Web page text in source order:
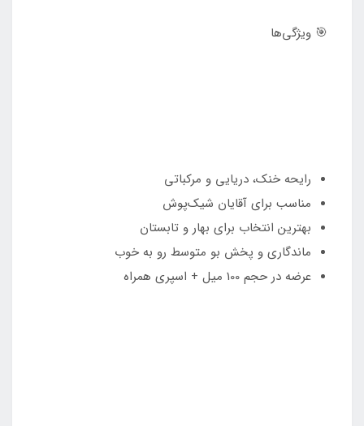
🎯 ویژگی‌ها
رایحه خنک، دریایی و مرکباتی
مناسب برای آقایان شیک‌پوش
بهترین انتخاب برای بهار و تابستان
ماندگاری و پخش بو متوسط رو به خوب
عرضه در حجم 100 میل + اسپری همراه